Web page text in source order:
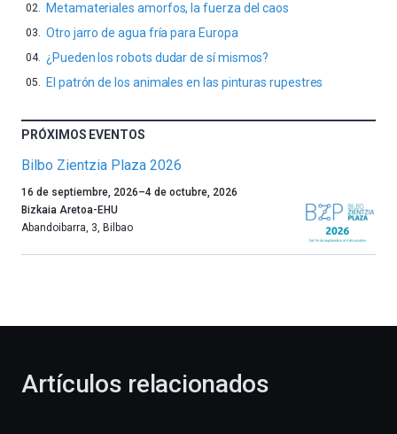
Metamateriales amorfos, la fuerza del caos
Otro jarro de agua fría para Europa
¿Pueden los robots dudar de sí mismos?
El patrón de los animales en las pinturas rupestres
PRÓXIMOS EVENTOS
Bilbo Zientzia Plaza 2026
Un
año
más,
celebración
16 de septiembre, 2026–4 de octubre, 2026
Bizkaia Aretoa-EHU
Abandoibarra, 3, Bilbao
Artículos relacionados